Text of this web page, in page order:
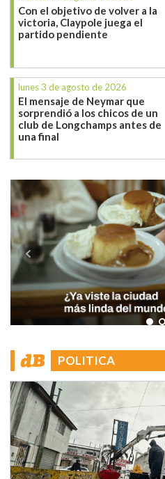
Con el objetivo de volver a la
victoria, Claypole juega el
partido pendiente
lunes 3 de agosto de 2026
El mensaje de Neymar que
sorprendió a los chicos de un
club de Longchamps antes de
una final
POLITICA